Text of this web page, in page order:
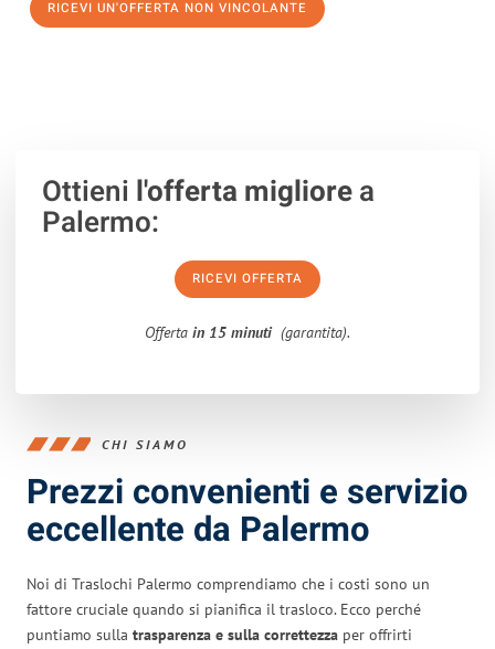
RICEVI UN'OFFERTA NON VINCOLANTE
Ottieni l'offerta migliorea
Palermo:
RICEVI OFFERTA
Offerta in 15 minuti (garantita).
CHI SIAMO
Prezzi convenienti e servizio
eccellente da Palermo
Noi di Traslochi Palermo comprendiamo che i costi sono un
fattore cruciale quando si pianifica il trasloco. Ecco perché
puntiamo sulla trasparenza e sulla correttezza per offrirti